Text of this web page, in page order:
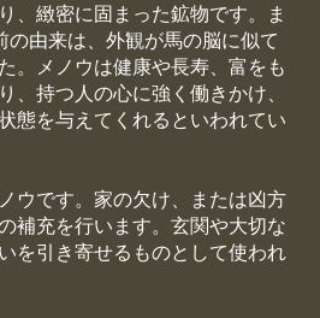
、緻密に固まった鉱物です。ま
の由来は、外観が馬の脳に似て
。メノウは健康や長寿、富をも
、持つ人の心に強く働きかけ、
態を与えてくれるといわれてい
ウです。家の欠け、または凶方
補充を行います。玄関や大切な
を引き寄せるものとして使われ